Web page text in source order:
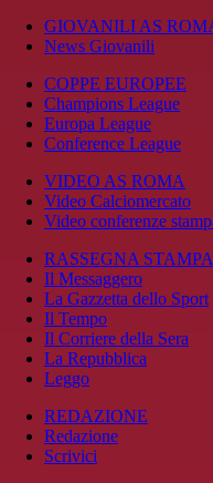
GIOVANILI AS
News Giovanili
COPPE EUROPEE
Champions League
Europa League
Conference League
VIDEO AS ROMA
Video Calciomercato
Video conferenze
RASSEGNA STAMPA
Il Messaggero
La Gazzetta dello Sport
Il Tempo
Il Corriere della Sera
La Repubblica
Leggo
REDAZIONE
Redazione
Scrivici